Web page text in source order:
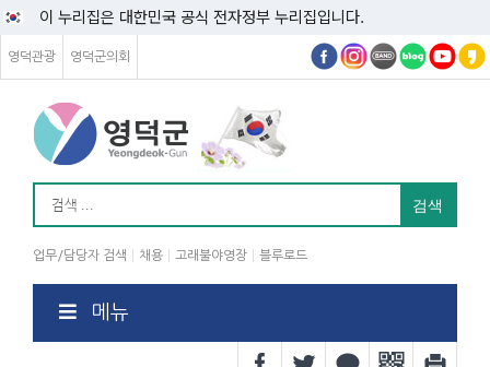
이 누리집은 대한민국 공식 전자정부 누리집입니다.
영덕관광 영덕군의회
업무/담당자 검색 채용 고래불야영장 블루로드
메뉴